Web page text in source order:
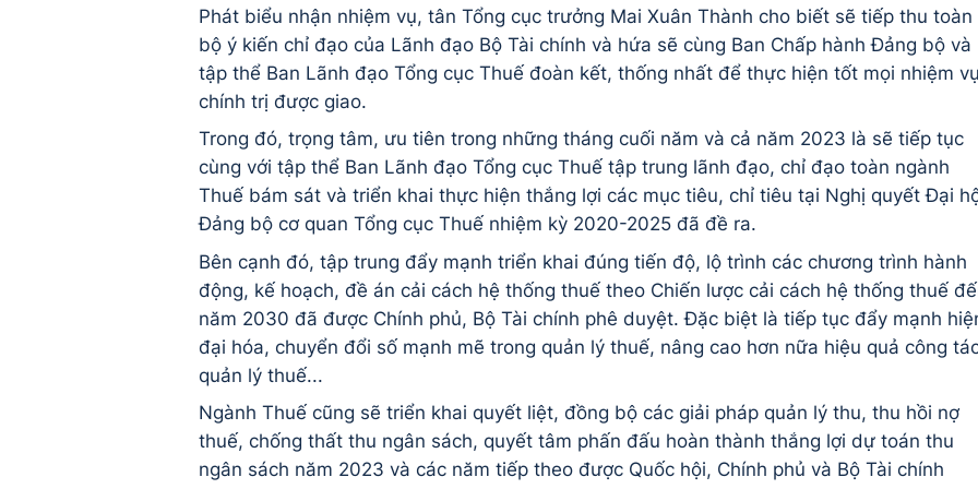
Phát biểu nhận nhiệm vụ, tân Tổng cục trưởng Mai Xuân Thành cho biết sẽ tiếp thu toàn
bộ ý kiến chỉ đạo của Lãnh đạo Bộ Tài chính và hứa sẽ cùng Ban Chấp hành Đảng bộ và
tập thể Ban Lãnh đạo Tổng cục Thuế đoàn kết, thống nhất để thực hiện tốt mọi nhiệm vụ
chính trị được giao.
Trong đó, trọng tâm, ưu tiên trong những tháng cuối năm và cả năm 2023 là sẽ tiếp tục
cùng với tập thể Ban Lãnh đạo Tổng cục Thuế tập trung lãnh đạo, chỉ đạo toàn ngành
Thuế bám sát và triển khai thực hiện thắng lợi các mục tiêu, chỉ tiêu tại Nghị quyết Đại
Đảng bộ cơ quan Tổng cục Thuế nhiệm kỳ 2020-2025 đã đề ra.
Bên cạnh đó, tập trung đẩy mạnh triển khai đúng tiến độ, lộ trình các chương trình hành
động, kế hoạch, đề án cải cách hệ thống thuế theo Chiến lược cải cách hệ thống thuế
năm 2030 đã được Chính phủ, Bộ Tài chính phê duyệt. Đặc biệt là tiếp tục đẩy mạnh
đại hóa, chuyển đổi số mạnh mẽ trong quản lý thuế, nâng cao hơn nữa hiệu quả công
quản lý thuế...
Ngành Thuế cũng sẽ triển khai quyết liệt, đồng bộ các giải pháp quản lý thu, thu hồi nợ
thuế, chống thất thu ngân sách, quyết tâm phấn đấu hoàn thành thắng lợi dự toán thu
ngân sách năm 2023 và các năm tiếp theo được Quốc hội, Chính phủ và Bộ Tài chính